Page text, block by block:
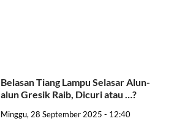
Belasan Tiang Lampu Selasar Alun-
alun Gresik Raib, Dicuri atau …?
Minggu, 28 September 2025 - 12:40